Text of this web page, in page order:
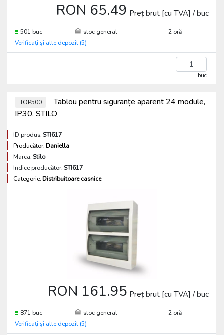
RON 65.49 Preț brut [cu TVA] / buc
501 buc stoc general
2 oră
Verificați și alte depozit (5)
buc
TOP500
Tablou pentru siguranțe aparent 24 module,
IP30, STILO
ID produs:STI617
Producător:Daniella
Marca:Stilo
Indice producător:STI617
Categorie:Distribuitoare casnice
RON 161.95 Preț brut [cu TVA] / buc
871 buc stoc general
2 oră
Verificați și alte depozit (5)